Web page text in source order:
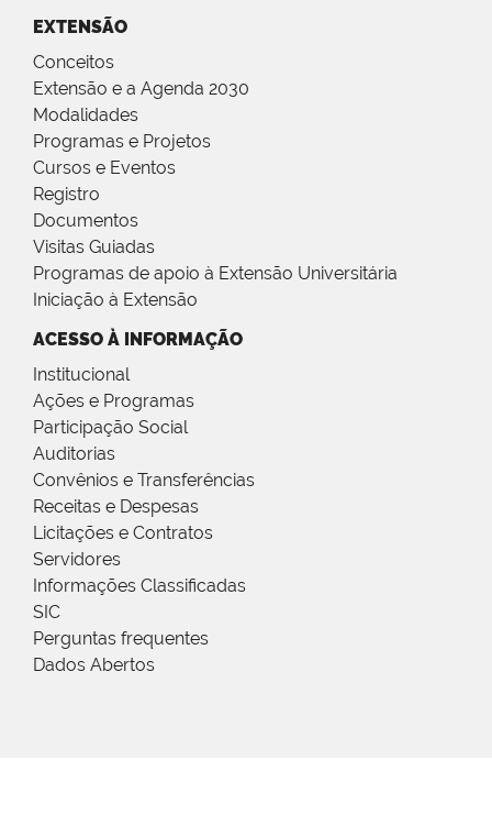
EXTENSÃO
Conceitos
Extensão e a Agenda 2030
Modalidades
Programas e Projetos
Cursos e Eventos
Registro
Documentos
Visitas Guiadas
Programas de apoio à Extensão Universitária
Iniciação à Extensão
ACESSO À INFORMAÇÃO
Institucional
Ações e Programas
Participação Social
Auditorias
Convênios e Transferências
Receitas e Despesas
Licitações e Contratos
Servidores
Informações Classificadas
SIC
Perguntas frequentes
Dados Abertos